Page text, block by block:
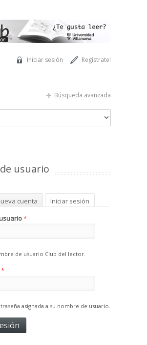
Regístrate!
Iniciar sesión
Búsqueda avanzada
usuario
principales
cuenta Iniciar sesión
una nueva contraseña
*
de usuario Club del lector.
*
asignada a su nombre de usuario.